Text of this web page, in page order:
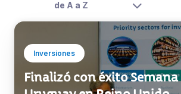
de A a Z
Inversiones
Finalizó con éxito Semana